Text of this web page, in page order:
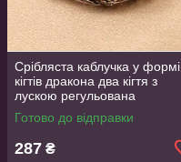
Срібляста каблучка у формі
кігтів дракона два кігтя з
лускою регульована
DragonClaw001
Готово до відправки
287 ₴